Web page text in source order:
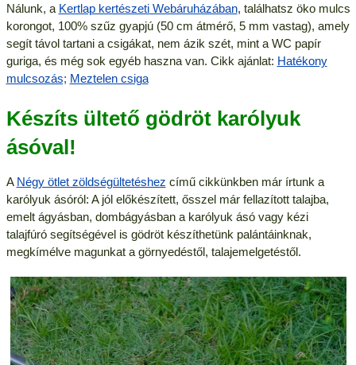
Nálunk, a Kertlap kertészeti Webáruházában, találhatsz öko mulcs
korongot, 100% szűz gyapjú (50 cm átmérő, 5 mm vastag), amely
segít távol tartani a csigákat, nem ázik szét, mint a WC papír
guriga, és még sok egyéb haszna van. Cikk ajánlat: Hatékony
mulcsozás; Meztelen csiga
Készíts ültető gödröt karólyuk
ásóval!
A Négy ötlet zöldségültetéshez című cikkünkben már írtunk a
karólyuk ásóról: A jól előkészített, ősszel már fellazított talajba,
emelt ágyásban, dombágyásban a karólyuk ásó vagy kézi
talajfúró segítségével is gödröt készíthetünk palántáinknak,
megkímélve magunkat a görnyedéstől, talajemelgetéstől.